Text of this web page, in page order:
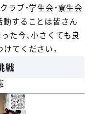
ラブ・学生会・寮生会
動することは皆さん
た今、小さくても良
てください。
戦